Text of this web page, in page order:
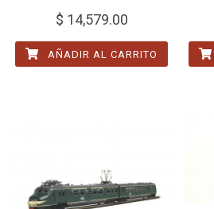
$ 14,579.00
AÑADIR AL CARRITO